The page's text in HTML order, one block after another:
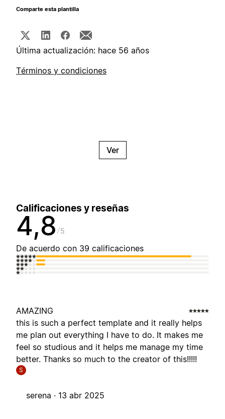
Comparte esta plantilla
Última actualización: hace 56 años
Términos y condiciones
Ver
Calificaciones y reseñas
4,8 5
De acuerdo con 39 calificaciones
AMAZING
this is such a perfect template and it really helps
me plan out everything I have to do. It makes me
feel so studious and it helps me manage my time
better. Thanks so much to the creator of this!!!!!
S
serena · 13 abr 2025